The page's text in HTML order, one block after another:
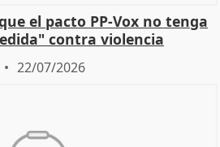
el pacto PP-Vox no tenga
contra violencia
22/07/2026